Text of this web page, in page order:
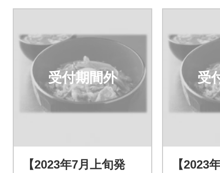
受付期間外
【2023年7月上旬発
受
【2023